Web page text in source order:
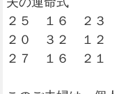
２５ １６ ２
２０ ３２ １
２７ １６ ２